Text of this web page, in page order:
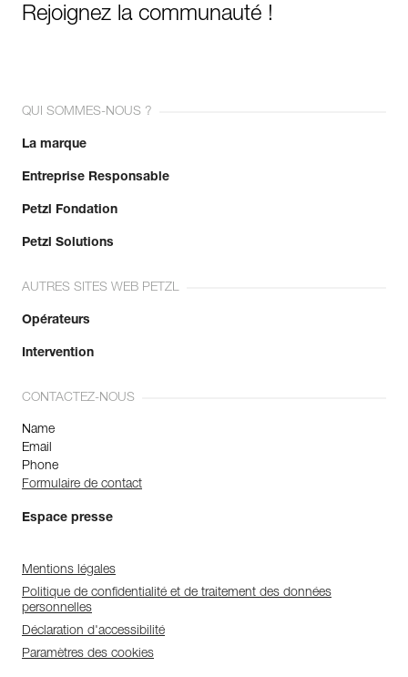
Rejoignez la communauté !
QUI SOMMES-NOUS ?
La marque
Entreprise Responsable
Petzl Fondation
Petzl Solutions
AUTRES SITES WEB PETZL
Opérateurs
Intervention
CONTACTEZ-NOUS
Name
Email
Phone
Formulaire de contact
Espace presse
Mentions légales
Politique de confidentialité et de traitement des données
personnelles
Déclaration d'accessibilité
Paramètres des cookies